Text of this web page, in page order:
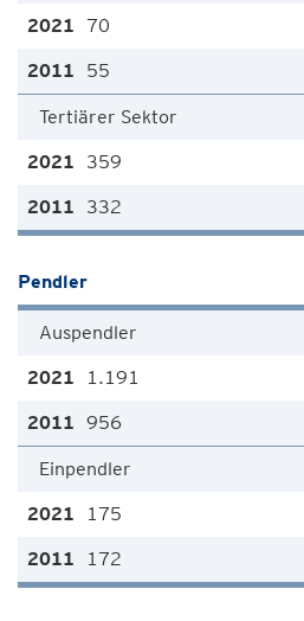
70
55
Tertiärer Sektor
359
332
Pendler
Auspendler
1.191
956
Einpendler
175
172